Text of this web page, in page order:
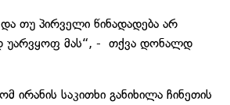
თუ პირველი წინადადება არ
უარვყოფ მას“, - თქვა დონალდ
ირანის საკითხი განიხილა ჩინეთის